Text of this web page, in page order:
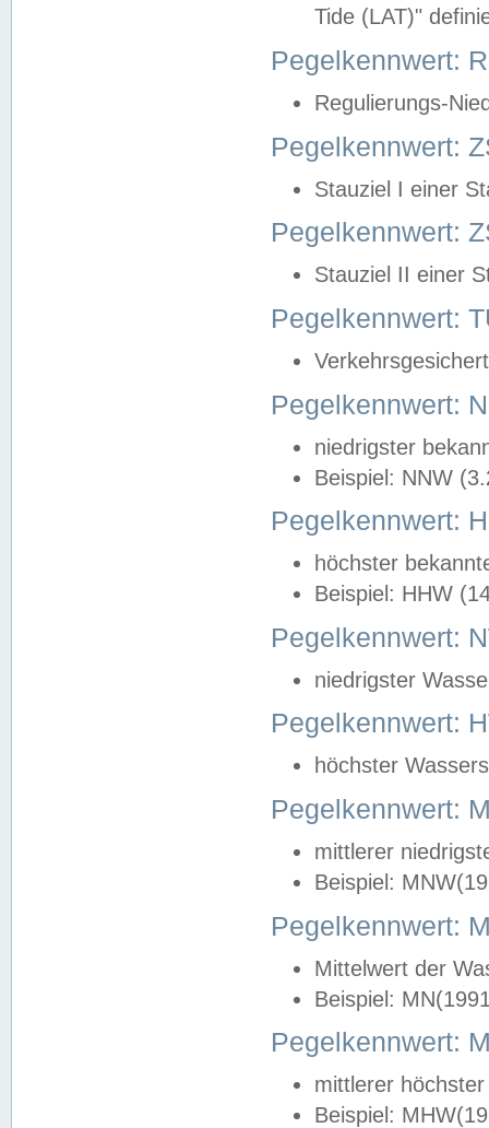
Tide (LAT)"
Pegelkennwert:
Regulierungs-
Pegelkennwert:
Stauziel I einer
Pegelkennwert:
Stauziel II einer
Pegelkennwert:
Pegelkennwert:
niedrigster
Beispiel: NNW
Pegelkennwert:
höchster
Beispiel: HHW
Pegelkennwert:
niedrigster
Pegelkennwert:
höchster
Pegelkennwert:
mittlerer
Beispiel:
Pegelkennwert:
Mittelwert der
Beispiel:
Pegelkennwert:
mittlerer
Beispiel: